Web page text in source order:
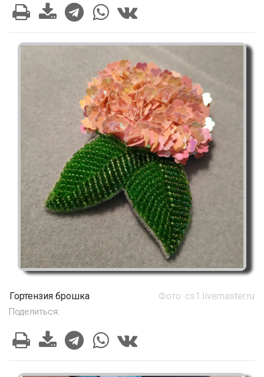
Гортензия брошка Фото: cs1.livemaster.ru
Поделиться: